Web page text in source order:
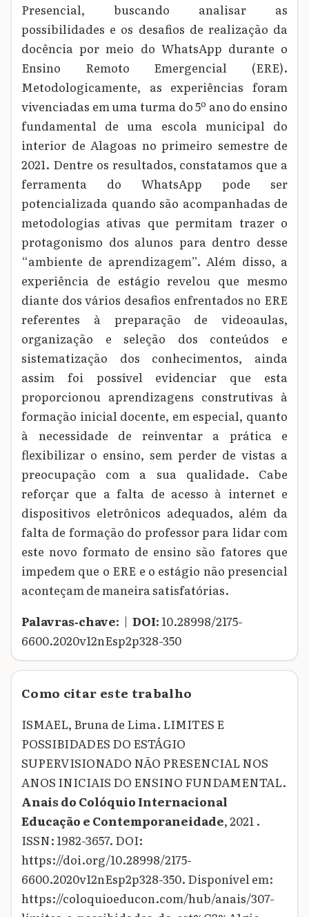
Presencial, buscando analisar as
possibilidades e os desafios de realização da
docência por meio do WhatsApp durante o
Ensino Remoto Emergencial (ERE).
Metodologicamente, as experiências foram
vivenciadas em uma turma do 5º ano do ensino
fundamental de uma escola municipal do
interior de Alagoas no primeiro semestre de
2021. Dentre os resultados, constatamos que a
ferramenta do WhatsApp pode ser
potencializada quando são acompanhadas de
metodologias ativas que permitam trazer o
protagonismo dos alunos para dentro desse
“ambiente de aprendizagem”. Além disso, a
experiência de estágio revelou que mesmo
diante dos vários desafios enfrentados no ERE
referentes à preparação de videoaulas,
organização e seleção dos conteúdos e
sistematização dos conhecimentos, ainda
assim foi possível evidenciar que esta
proporcionou aprendizagens construtivas à
formação inicial docente, em especial, quanto
à necessidade de reinventar a prática e
flexibilizar o ensino, sem perder de vistas a
preocupação com a sua qualidade. Cabe
reforçar que a falta de acesso à internet e
dispositivos eletrônicos adequados, além da
falta de formação do professor para lidar com
este novo formato de ensino são fatores que
impedem que o ERE e o estágio não presencial
aconteçam de maneira satisfatórias.
Palavras‑chave: | DOI: 10.28998/2175-
6600.2020v12nEsp2p328-350
Como citar este trabalho
ISMAEL, Bruna de Lima. LIMITES E
POSSIBIDADES DO ESTÁGIO
SUPERVISIONADO NÃO PRESENCIAL NOS
ANOS INICIAIS DO ENSINO FUNDAMENTAL.
Anais do Colóquio Internacional
Educação e Contemporaneidade, 2021 .
ISSN: 1982-3657. DOI:
https://doi.org/10.28998/2175-
6600.2020v12nEsp2p328-350. Disponível em:
https://coloquioeducon.com/hub/anais/307-